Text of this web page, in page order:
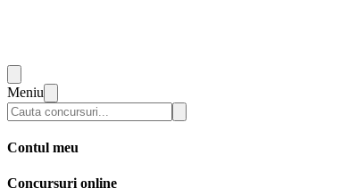
Meniu
Contul meu
Concursuri online